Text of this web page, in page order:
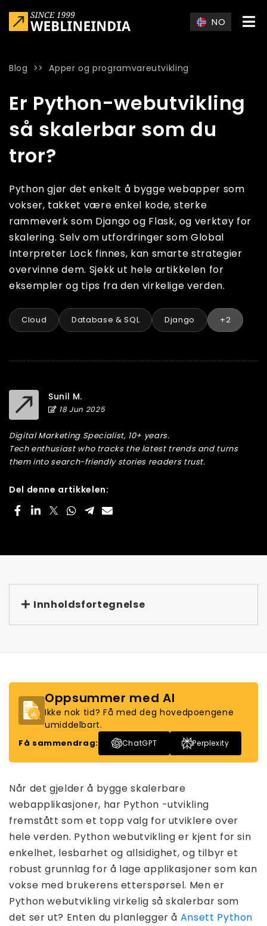
NO
Blog >>Apper og programvareutvikling
Er Python-webutvikling
så skalerbar som du
tror?
Python gjør det enkelt å bygge webapper som
vokser, takket være enkel kode, sterke
rammeverk som Django og Flask, og verktøy for
skalering. Selv om utfordringer som Global
Interpreter Lock finnes, kan smarte strategier
overvinne dem. Sjekk ut hele artikkelen for
eksempler og tips fra den virkelige verden.
Cloud Database & SQL Django +2
Sunil M.
18 Jun 2025
Digital Marketing Specialist, 10+ years.
Tech enthusiast who tracks the latest trends and turns
them into search-friendly stories readers trust.
Del denne artikkelen:
Innholdsfortegnelse
Oppsummer med AI
Ikke nok tid? Få med deg hovedpoengene
umiddelbart.
Få sammendrag: ChatGPT Perplexity
Når det gjelder å bygge skalerbare
webapplikasjoner, har Python -utvikling
fremstått som et topp valg for utviklere over
hele verden. Python webutvikling er kjent for sin
enkelhet, lesbarhet og allsidighet, og tilbyr et
robust grunnlag for å lage applikasjoner som kan
vokse med brukerens etterspørsel. Men er
Python webutvikling virkelig så skalerbar som
det ser ut? Enten du planlegger å Ansett Python